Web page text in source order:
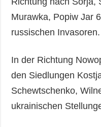
Murawka, Popiw Jar
russischen Invasoren.
In der Richtung
den Siedlungen
Schewtschenko,
ukrainischen